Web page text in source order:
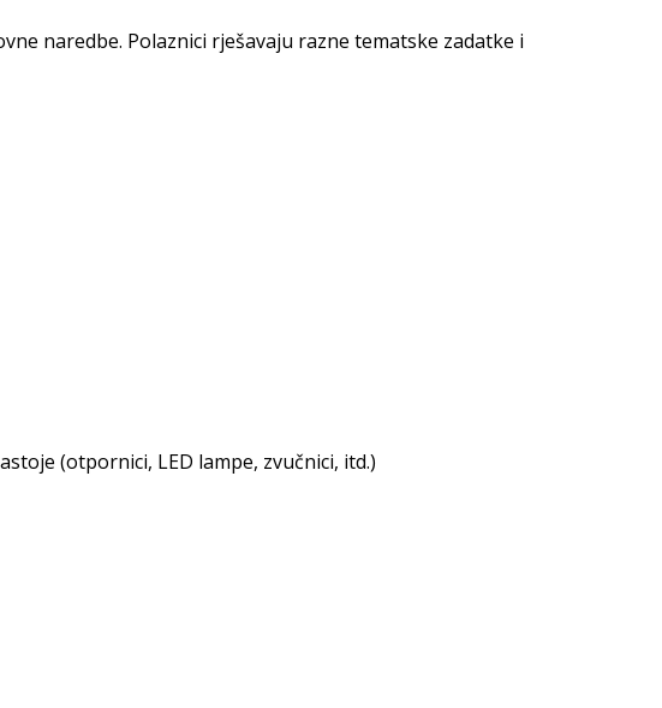
naredbe. Polaznici rješavaju razne tematske zadatke i
(otpornici, LED lampe, zvučnici, itd.)